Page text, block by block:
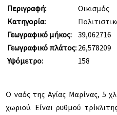
Περιγραφή:
Οικισμός
Κατηγορία:
Γεωγραφικό μήκος:
39,062716
Γεωγραφικό πλάτος: 26,578209
Υψόμετρο:
158
Ο ναός της Αγίας Μαρίνας, 5
χωριού. Είναι ρυθμού